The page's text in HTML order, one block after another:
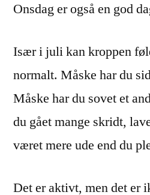
Onsdag er også en god
Især i juli kan kroppen
normalt. Måske har du
Måske har du sovet et
du gået mange skridt,
været mere ude end du
Det er aktivt, men det er